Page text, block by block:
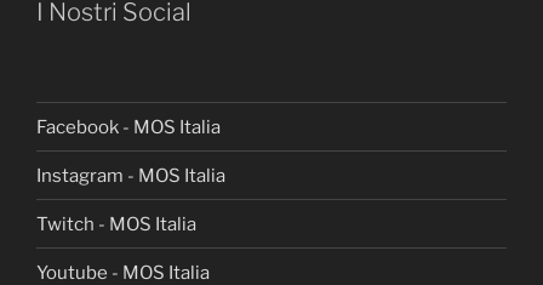
I Nostri Social
Facebook - MOS Italia
Instagram - MOS Italia
Twitch - MOS Italia
Youtube - MOS Italia